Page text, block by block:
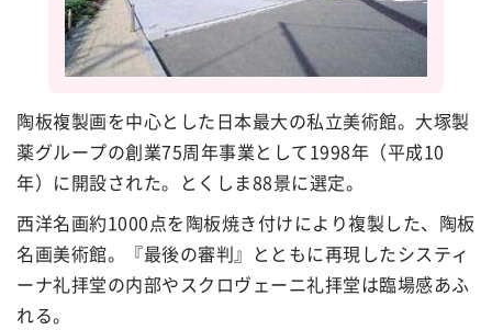
陶板複製画を中心とした日本最大の私立美術館。大塚製
薬グループの創業75周年事業として1998年（平成10
年）に開設された。とくしま88景に選定。
西洋名画約1000点を陶板焼き付けにより複製した、陶板
名画美術館。『最後の審判』とともに再現したシスティ
ーナ礼拝堂の内部やスクロヴェーニ礼拝堂は臨場感あふ
れる。